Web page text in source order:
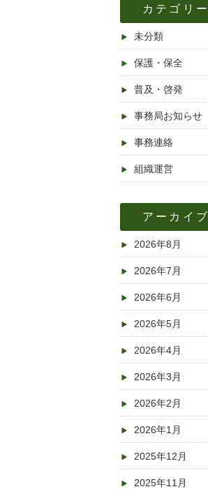
カテゴリー
未分類
保護・保全
普及・啓発
事務局お知らせ
事務連絡
組織運営
アーカイブ
2026年8月
2026年7月
2026年6月
2026年5月
2026年4月
2026年3月
2026年2月
2026年1月
2025年12月
2025年11月